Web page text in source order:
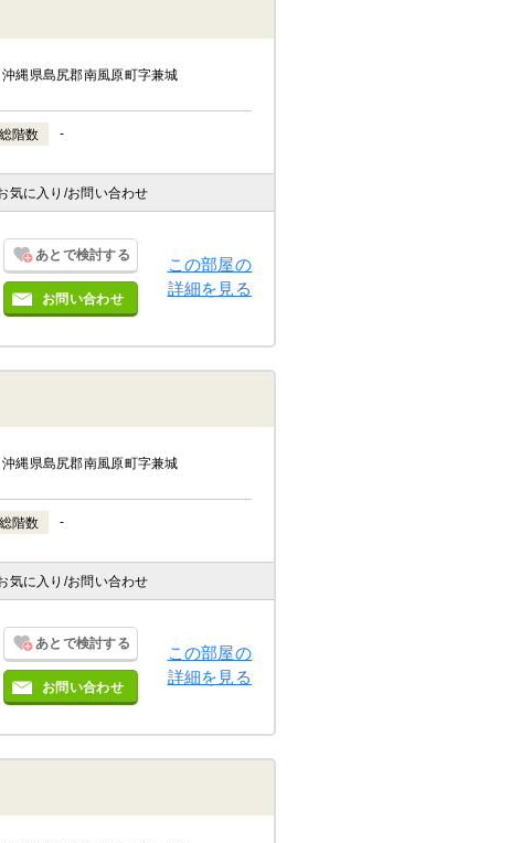
沖縄県島尻郡南風原町字兼城
総階数 -
気に入り /お問い合わせ
あとで検討する
お問い合わせ
この部屋の
詳細を見る
沖縄県島尻郡南風原町字兼城
総階数 -
気に入り /お問い合わせ
あとで検討する
お問い合わせ
この部屋の
詳細を見る